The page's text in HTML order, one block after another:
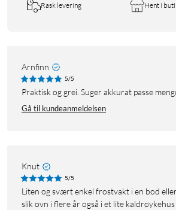
Rask levering Hent i
Arnfinn
5/5
Praktisk og grei. Suger akkurat passe
Gå til kundeanmeldelsen
Knut
5/5
Liten og svært enkel frostvakt i en bod eller kjeller. Har brukt
slik ovn i flere år også i et lite